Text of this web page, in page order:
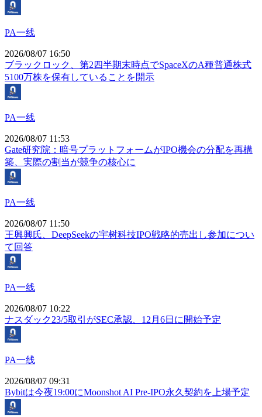
PA一线
2026/08/07 16:50
ブラックロック、第2四半期末時点でSpaceXのA種普通株式
5100万株を保有していることを開示
PA一线
2026/08/07 11:53
Gate研究院：暗号プラットフォームがIPO機会の分配を再構
築、実際の割当が競争の核心に
PA一线
2026/08/07 11:50
王興興氏、DeepSeekの宇树科技IPO戦略的売出し参加につい
て回答
PA一线
2026/08/07 10:22
ナスダック23/5取引がSEC承認、12月6日に開始予定
PA一线
2026/08/07 09:31
Bybitは今夜19:00にMoonshot AI Pre-IPO永久契約を上場予定